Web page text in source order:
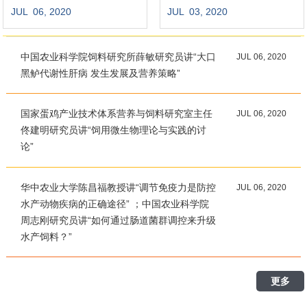
的思考与实实践”
JUL 06, 2020 JUL 03, 2020
中国农业科学院饲料研究所薛敏研究员讲“大口
黑鲈代谢性肝病 发生发展及营养策略”
JUL 06, 2020
国家蛋鸡产业技术体系营养与饲料研究室主任
佟建明研究员讲“饲用微生物理论与实践的讨
论”
JUL 06, 2020
华中农业大学陈昌福教授讲“调节免疫力是防控
水产动物疾病的正确途径” ；中国农业科学院
周志刚研究员讲“如何通过肠道菌群调控来升级
水产饲料？”
JUL 06, 2020
更多